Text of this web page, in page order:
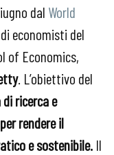
dal World
economisti del
of Economics,
. L’obiettivo del
ricerca e
rendere il
e sostenibile. Il